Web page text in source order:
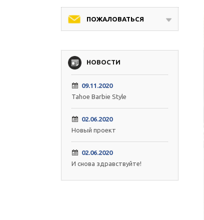
ПОЖАЛОВАТЬСЯ
НОВОСТИ
09.11.2020
Tahoe Barbie Style
02.06.2020
Новый проект
02.06.2020
И снова здравствуйте!